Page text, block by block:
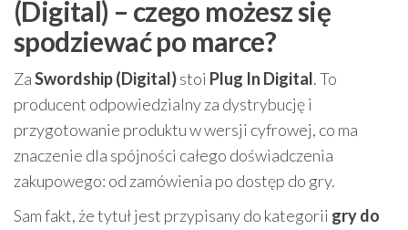
(Digital) – czego możesz się
spodziewać po marce?
ZaSwordship (Digital)stoi Plug In Digital. To
producent odpowiedzialny za dystrybucję i
przygotowanie produktu w wersji cyfrowej, co ma
znaczenie dla spójności całego doświadczenia
zakupowego: od zamówienia po dostęp do gry.
Sam fakt, że tytuł jest przypisany do kategorii gry do